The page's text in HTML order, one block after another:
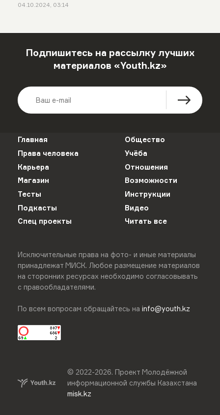
04.10.2024, 03:14
Подпишитесь на рассылку лучших
материалов «Youth.kz»
Главная
Общество
Права человека
Учёба
Карьера
Отношения
Магазин
Возможности
Тесты
Инструкции
Подкасты
Видео
Спец проекты
Читать все
Исключительные права на фото- и иные материалы
принадлежат МИСК. Любое размещение материалов
на сторонних ресурсах необходимо согласовывать
с правообладателями.
По всем вопросам обращайтесь на info@youth.kz
© 2022-2026.Проект Молодёжной
информационной службы Казахстана
misk.kz